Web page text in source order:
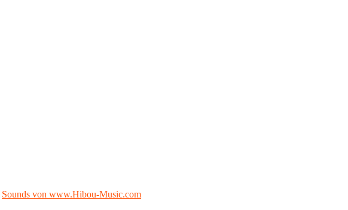
Sounds von www.Hibou-Music.com